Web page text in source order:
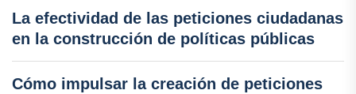
La efectividad de las peticiones ciudadanas
en la construcción de políticas públicas
Cómo impulsar la creación de peticiones